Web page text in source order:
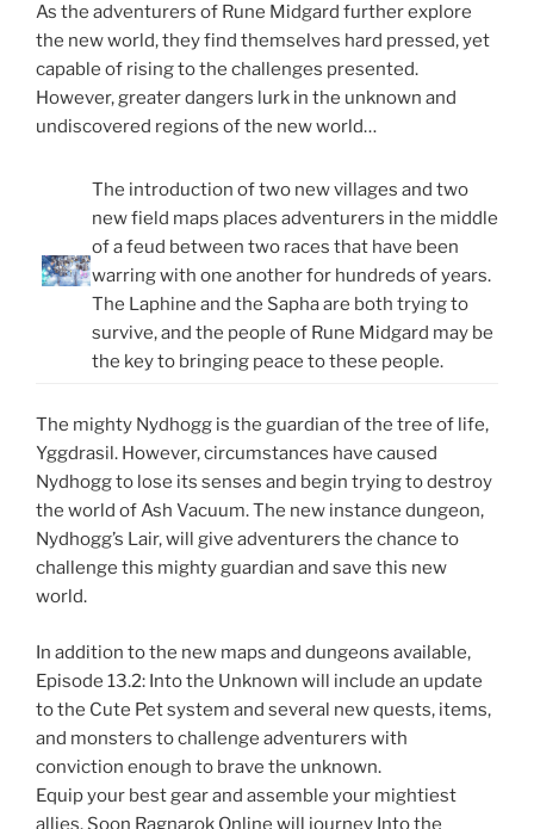
As the adventurers of Rune Midgard further explore
the new world, they find themselves hard pressed, yet
capable of rising to the challenges presented.
However, greater dangers lurk in the unknown and
undiscovered regions of the new world…
The introduction of two new villages and two
new field maps places adventurers in the middle
of a feud between two races that have been
warring with one another for hundreds of years.
The Laphine and the Sapha are both trying to
survive, and the people of Rune Midgard may be
the key to bringing peace to these people.
The mighty Nydhogg is the guardian of the tree of life,
Yggdrasil. However, circumstances have caused
Nydhogg to lose its senses and begin trying to destroy
the world of Ash Vacuum. The new instance dungeon,
Nydhogg’s Lair, will give adventurers the chance to
challenge this mighty guardian and save this new
world.
In addition to the new maps and dungeons available,
Episode 13.2: Into the Unknown will include an update
to the Cute Pet system and several new quests, items,
and monsters to challenge adventurers with
conviction enough to brave the unknown.
Equip your best gear and assemble your mightiest
allies. Soon Ragnarok Online will journey Into the